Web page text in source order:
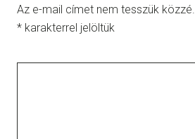
Az e-mail címet nem tesszük közzé.
* karakterrel jelöltük